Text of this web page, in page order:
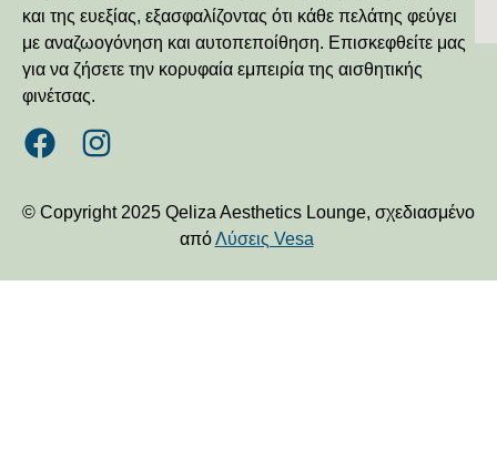
και της ευεξίας, εξασφαλίζοντας ότι κάθε πελάτης φεύγει
με αναζωογόνηση και αυτοπεποίθηση. Επισκεφθείτε μας
για να ζήσετε την κορυφαία εμπειρία της αισθητικής
φινέτσας.
© Copyright 2025 Qeliza Aesthetics Lounge, σχεδιασμένο
απόΛύσεις Vesa